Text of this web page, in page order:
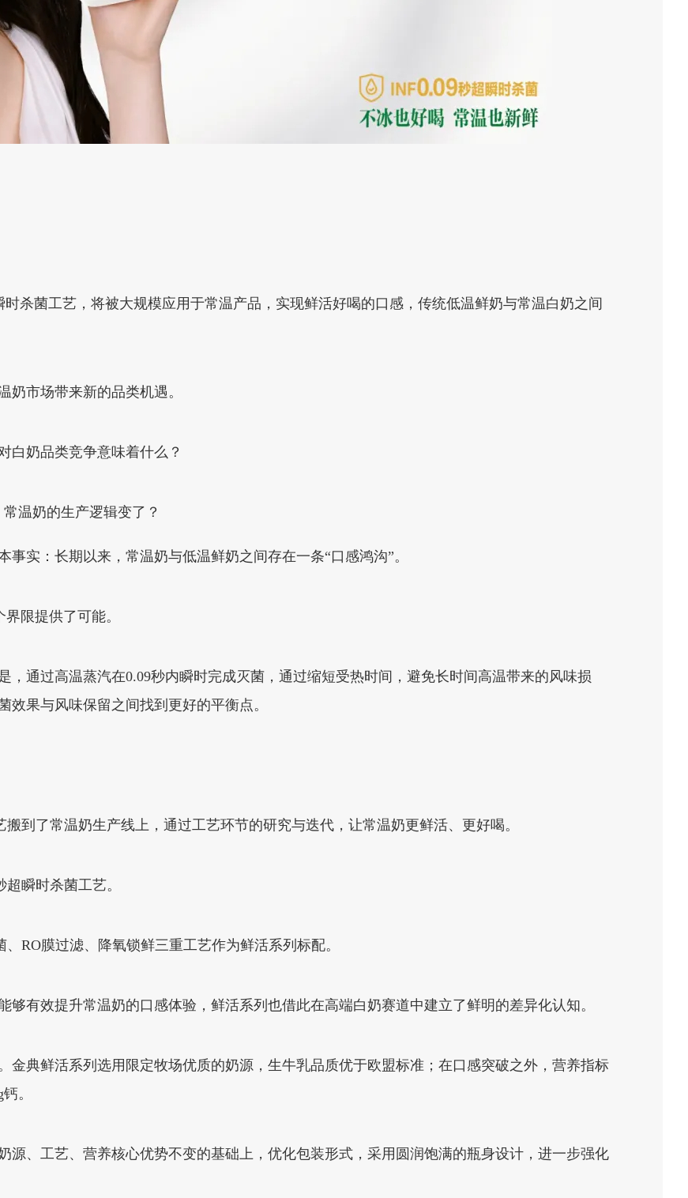
杀菌工艺，将被大规模应用于常温产品，实现鲜活好喝的口感，传统低温鲜奶与常温白奶之间
奶市场带来新的品类机遇。
白奶品类竞争意味着什么？
温奶的生产逻辑变了？
实：长期以来，常温奶与低温鲜奶之间存在一条“口感鸿沟”。
限提供了可能。
，通过高温蒸汽在0.09秒内瞬时完成灭菌，通过缩短受热时间，避免长时间高温带来的风味损
果与风味保留之间找到更好的平衡点。
到了常温奶生产线上，通过工艺环节的研究与迭代，让常温奶更鲜活、更好喝。
瞬时杀菌工艺。
RO膜过滤、降氧锁鲜三重工艺作为鲜活系列标配。
有效提升常温奶的口感体验，鲜活系列也借此在高端白奶赛道中建立了鲜明的差异化认知。
金典鲜活系列选用限定牧场优质的奶源，生牛乳品质优于欧盟标准；在口感突破之外，营养指标
。
源、工艺、营养核心优势不变的基础上，优化包装形式，采用圆润饱满的瓶身设计，进一步强化